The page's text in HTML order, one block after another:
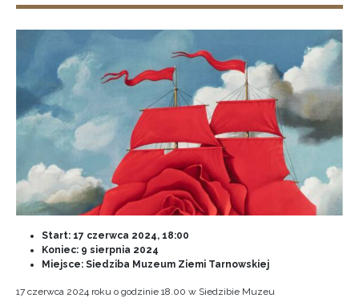
Start: 17 czerwca 2024, 18:00
Koniec: 9 sierpnia 2024
Miejsce: Siedziba Muzeum Ziemi Tarnowskiej
17 czerwca 2024 roku o godzinie 18.00 w Siedzibie Muzeu